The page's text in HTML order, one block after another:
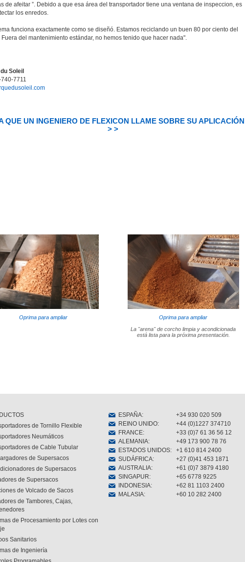
de afeitar ”. Debido a que esa área del transportador tiene una ventana de inspeccion, es
los enredos.
funciona exactamente como se diseñó. Estamos reciclando un buen 80 por ciento del
Fuera del mantenimiento estándar, no hemos tenido que hacer nada".
Soleil
7711
QUE UN INGENIERO DE FLEXICON LLAME SOBRE SU APLICACIÓN
> >
Oprima para ampliar
Oprima para ampliar
La "arena" de corcho limpia y acondicionada
está lista para la próxima presentación.
de Tornillo Flexible
Neumáticos
de Cable Tubular
de Supersacos
de Supersacos
de Supersacos
de Volcado de Sacos
de Tambores, Cajas,
de Procesamiento por Lotes con
Sanitarios
de Ingeniería
ESPAÑA:
+34 930 020 509
REINO UNIDO:
+44 (0)1227 374710
FRANCE:
+33 (0)7 61 36 56 12
ALEMANIA:
+49 173 900 78 76
ESTADOS UNIDOS:
+1 610 814 2400
SUDÁFRICA:
+27 (0)41 453 1871
AUSTRALIA:
+61 (0)7 3879 4180
SINGAPUR:
+65 6778 9225
INDONESIA:
+62 81 1103 2400
MALASIA: +60 10 282 2400